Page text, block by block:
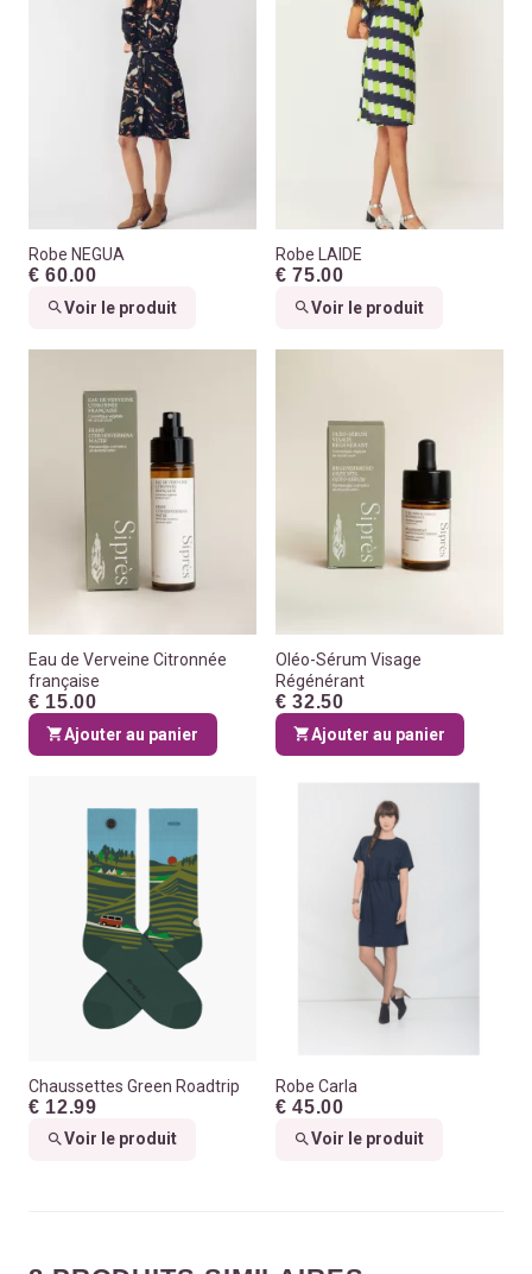
Robe NEGUA
€ 60.00
Voir le produit
Robe LAIDE
€ 75.00
Voir le produit
Eau de Verveine Citronnée
française
€ 15.00
Ajouter au panier
Oléo-Sérum Visage
Régénérant
€ 32.50
Ajouter au panier
Chaussettes Green Roadtrip
€ 12.99
Voir le produit
Robe Carla
€ 45.00
Voir le produit